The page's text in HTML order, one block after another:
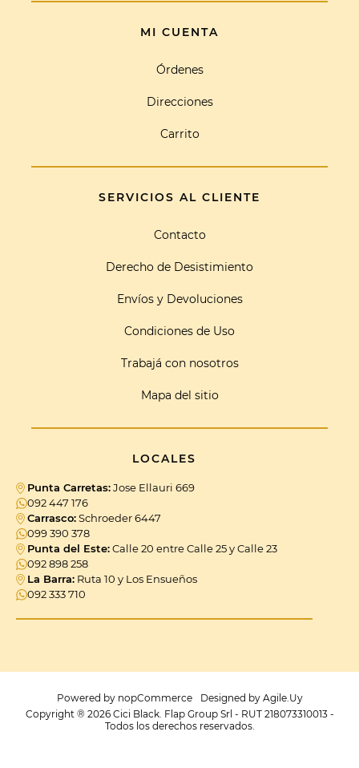
MI CUENTA
Órdenes
Direcciones
Carrito
SERVICIOS AL CLIENTE
Contacto
Derecho de Desistimiento
Envíos y Devoluciones
Condiciones de Uso
Trabajá con nosotros
Mapa del sitio
LOCALES
Punta Carretas:Jose Ellauri 669
092 447 176
Carrasco:Schroeder 6447
099 390 378
Punta del Este:Calle 20 entre Calle 25 y Calle 23
092 898 258
La Barra: Ruta 10 y Los Ensueños
092 333 710
Powered by nopCommerce Designed by Agile.Uy
Copyright ® 2026 Cici Black. Flap Group Srl - RUT 218073310013 -
Todos los derechos reservados.